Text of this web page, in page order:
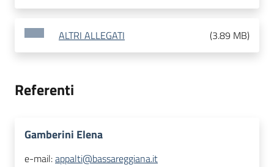
ALTRI ALLEGATI (3.89 MB)
Referenti
Gamberini Elena
e-mail:appalti@bassareggiana.it